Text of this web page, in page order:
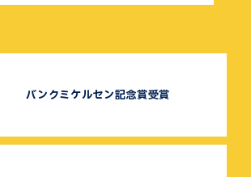
バンクミケルセン記念賞受賞